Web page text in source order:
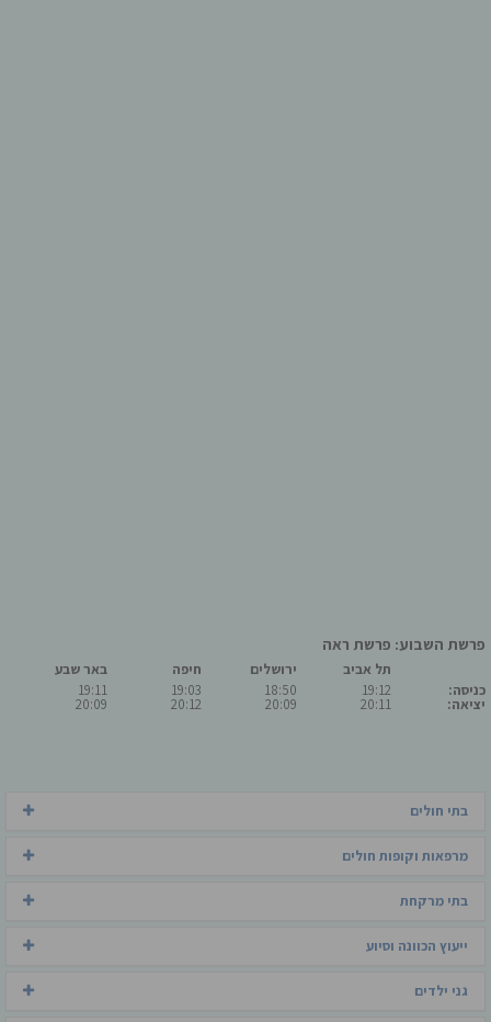
פרשת השבוע: פרשת ראה
כניסה:
יציאה:
תל אביב
19:12
20:11
ירושלים
18:50
20:09
חיפה
19:03
20:12
באר שבע
19:11
20:09
בתי חולים
מרפאות וקופות חולים
בתי מרקחת
ייעוץ הכוונה וסיוע
גני ילדים